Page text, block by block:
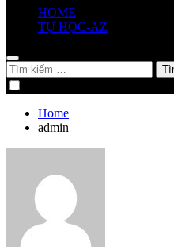
HOME
TỰ HỌC-AZ
Tìm
kiếm
cho:
Home
admin